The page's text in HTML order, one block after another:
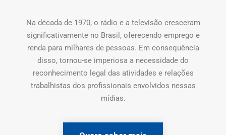
Na década de 1970, o rádio e a televisão cresceram
significativamente no Brasil, oferecendo emprego e
renda para milhares de pessoas. Em consequência
disso, tornou-se imperiosa a necessidade do
reconhecimento legal das atividades e relações
trabalhistas dos profissionais envolvidos nessas
mídias.